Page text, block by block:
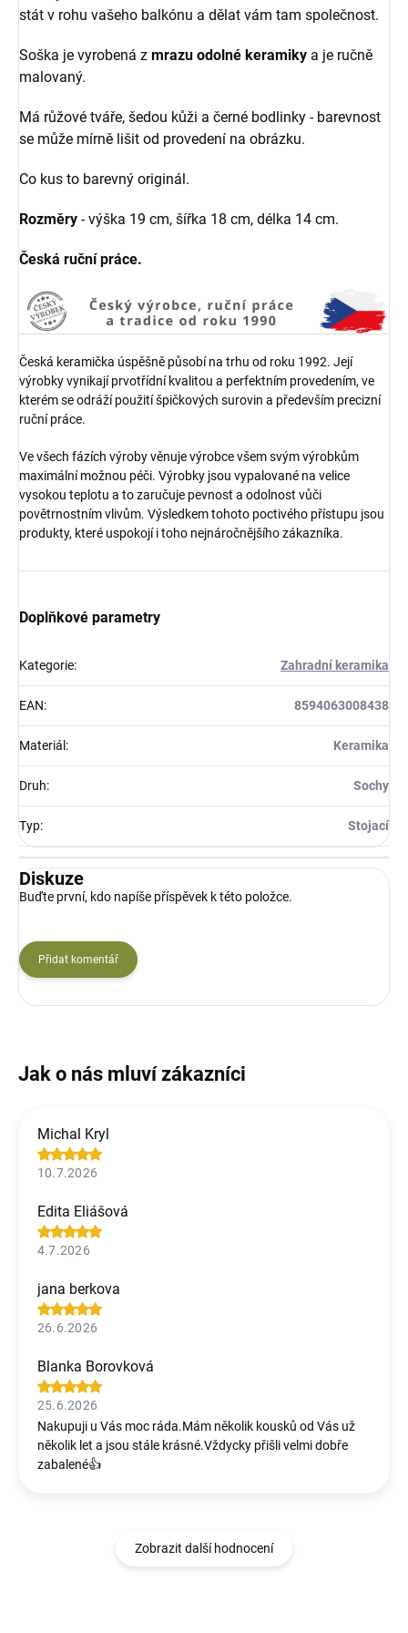
stát v rohu vašeho balkónu a dělat vám tam společnost.
Soška je vyrobená z mrazu odolné keramiky a je ručně
malovaný.
Má růžové tváře, šedou kůži a černé bodlinky - barevnost
se může mírně lišit od provedení na obrázku.
Co kus to barevný originál.
Rozměry - výška 19 cm, šířka 18 cm, délka 14 cm.
Česká ruční práce.
Česká keramička úspěšně působí na trhu od roku 1992. Její
výrobky vynikají prvotřídní kvalitou a perfektním provedením, ve
kterém se odráží použití špičkových surovin a především precizní
ruční práce.
Ve všech fázích výroby věnuje výrobce všem svým výrobkům
maximální možnou péči. Výrobky jsou vypalované na velice
vysokou teplotu a to zaručuje pevnost a odolnost vůči
povětrnostním vlivům. Výsledkem tohoto poctivého přístupu jsou
produkty, které uspokojí i toho nejnáročnějšího zákazníka.
Doplňkové parametry
Kategorie: Zahradní keramika
EAN: 8594063008438
Materiál : Keramika
Druh: Sochy
Typ: Stojací
Diskuze
Buďte první, kdo napíše příspěvek k této položce.
Přidat komentář
Michal Kryl
10.7.2026
Edita Eliášová
4.7.2026
jana berkova
26.6.2026
Blanka Borovková
25.6.2026
Nakupuji u Vás moc ráda.Mám několik kousků od Vás už
několik let a jsou stále krásné.Vždycky přišli velmi dobře
zabalené👍
Zobrazit další hodnocení